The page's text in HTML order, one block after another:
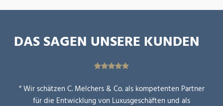
DAS SAGEN UNSERE KUNDEN
“ Wir schätzen C. Melchers & Co. als kompetenten Partner
für die Entwicklung von Luxusgeschäften und als